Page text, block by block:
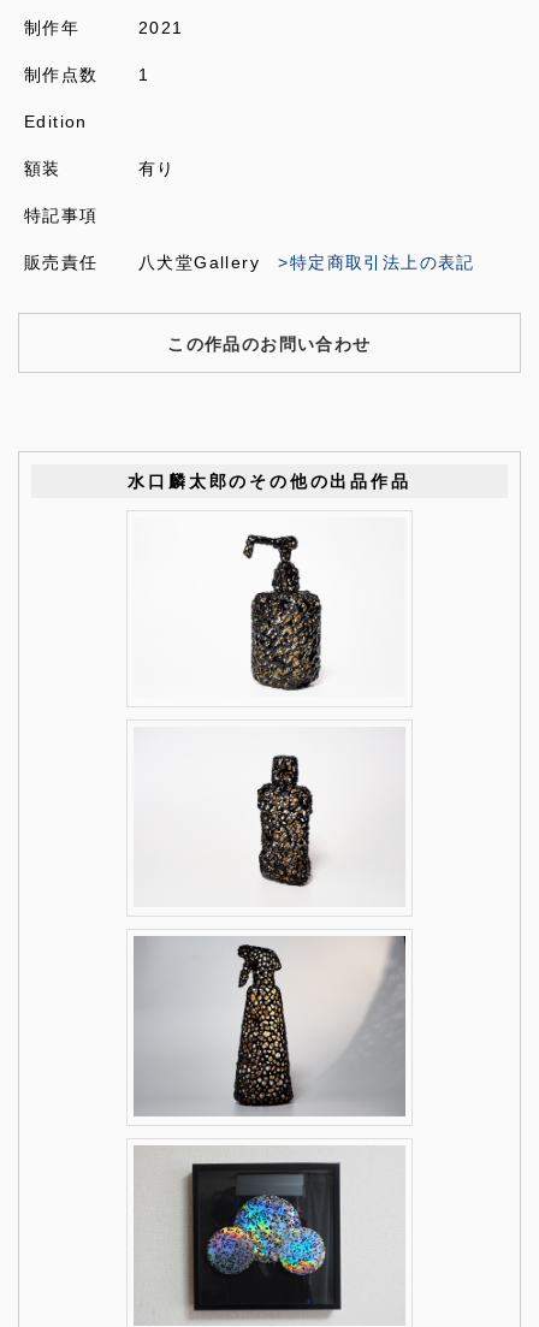
制作年 2021
制作点数 1
Edition
額装 有り
特記事項
販売責任 八犬堂Gallery>特定商取引法上の表記
この作品のお問い合わせ
水口麟太郎のその他の出品作品